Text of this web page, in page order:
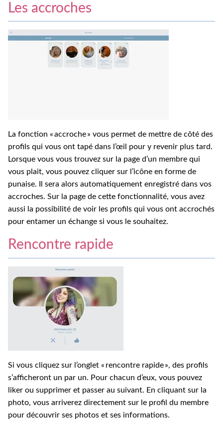
Les accroches
La fonction « accroche » vous permet de mettre de côté des
profils qui vous ont tapé dans l’œil pour y revenir plus tard.
Lorsque vous vous trouvez sur la page d’un membre qui
vous plait, vous pouvez cliquer sur l’icône en forme de
punaise. Il sera alors automatiquement enregistré dans vos
accroches. Sur la page de cette fonctionnalité, vous avez
aussi la possibilité de voir les profils qui vous ont accrochés
pour entamer un échange si vous le souhaitez.
Rencontre rapide
Si vous cliquez sur l’onglet « rencontre rapide », des profils
s’afficheront un par un. Pour chacun d’eux, vous pouvez
liker ou supprimer et passer au suivant. En cliquant sur la
photo, vous arriverez directement sur le profil du membre
pour découvrir ses photos et ses informations.